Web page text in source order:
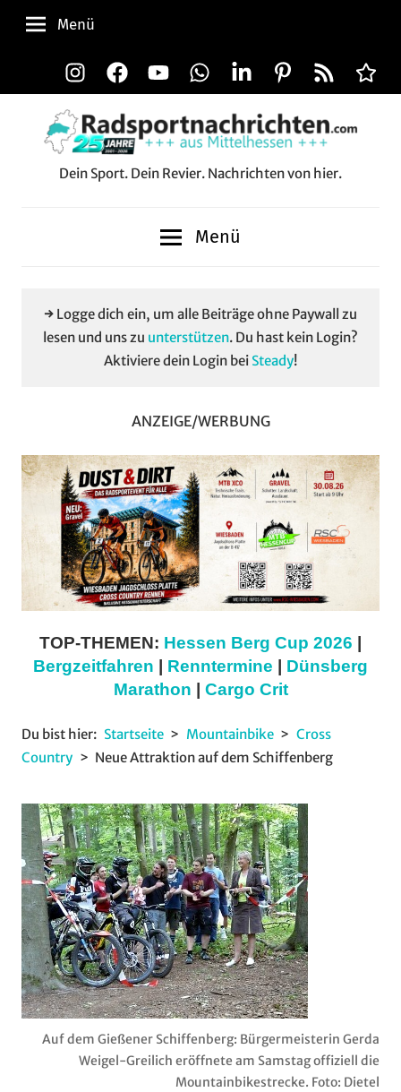
Zum
Inhalt
InstagramFacebookYouTubeWhatsAppLinkedInPinterest
RSS-
Feed
Alle
Menü
Dein Sport. Dein Revier. Nachrichten von hier.
Menü
→ Logge dich ein, um alle Beiträge ohne Paywall zu
lesen und uns zu unterstützen. Du hast kein Login?
Aktiviere dein Login bei Steady!
ANZEIGE/WERBUNG
TOP-THEMEN: Hessen Berg Cup 2026
Bergzeitfahren
Renntermine
Dünsberg
Marathon
Cargo Crit
Du bist hier: Startseite Mountainbike
Cross
Country
Neue Attraktion auf dem Schiffenberg
Auf dem Gießener Schiffenberg: Bürgermeisterin Gerda
Weigel-Greilich eröffnete am Samstag offiziell die
Mountainbikestrecke. Foto: Dietel